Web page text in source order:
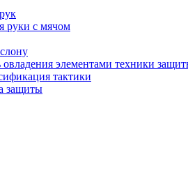
руки с мячом
овладения элементами техники
тактики
защиты